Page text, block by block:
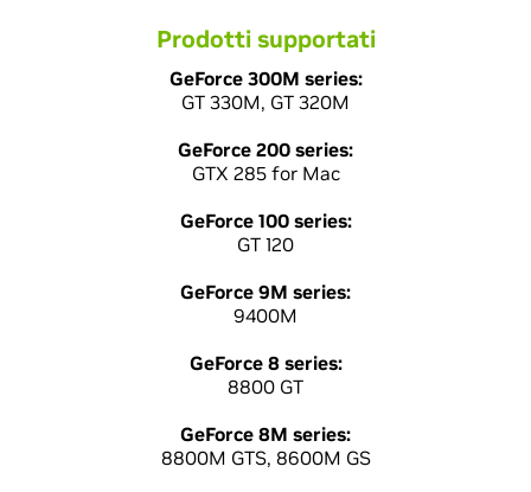
Prodotti supportati
GeForce 300M series:
GT 330M, GT 320M
GeForce 200 series:
GTX 285 for Mac
GeForce 100 series:
GT 120
GeForce 9M series:
9400M
GeForce 8 series:
8800 GT
GeForce 8M series:
8800M GTS, 8600M GS